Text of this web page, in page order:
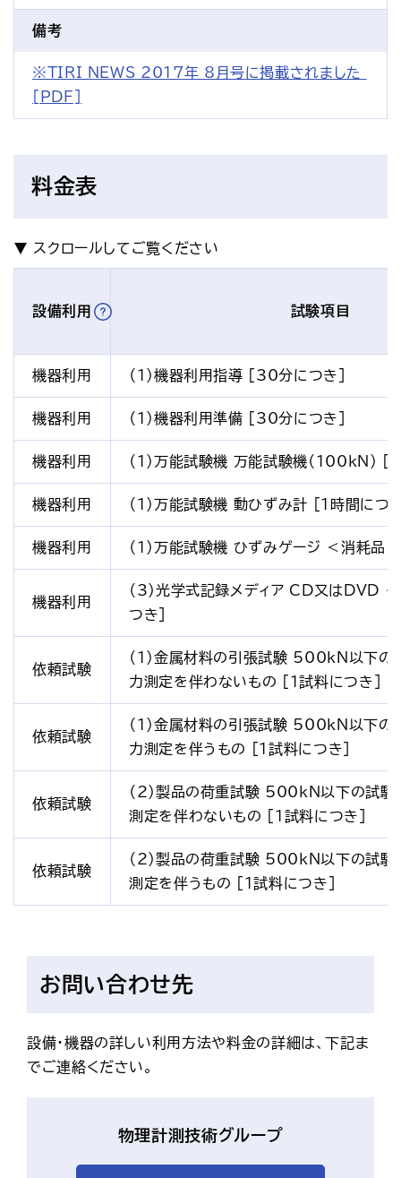
備考
※TIRI NEWS 2017年 8月号に掲載されました
[PDF]
料金表
設備利用 試験項目
機器利用 （1）機器利用指導 [30分につき]
機器利用 （1）機器利用準備 [30分につき]
機器利用 （1）万能試験機 万能試験機（100kN）
機器利用 （1）万能試験機 動ひずみ計 [1時間につ
機器利用 （1）万能試験機 ひずみゲージ ＜消耗品
機器利用
（3）光学式記録メディア CD又はDVD
つき]
依頼試験
（1）金属材料の引張試験 500kN以下の
力測定を伴わないもの [1試料につき]
依頼試験
（1）金属材料の引張試験 500kN以下の
力測定を伴うもの [1試料につき]
依頼試験
（2）製品の荷重試験 500kN以下の試験
測定を伴わないもの [1試料につき]
依頼試験
（2）製品の荷重試験 500kN以下の試験
測定を伴うもの [1試料につき]
お問い合わせ先
設備・機器の詳しい利用方法や料金の詳細は、下記ま
でご連絡ください。
物理計測技術グループ